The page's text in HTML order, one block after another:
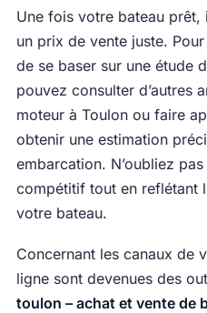
Une fois votre bateau
un prix de vente juste.
de se baser sur une étude
pouvez consulter d’autres
moteur à Toulon ou faire
obtenir une estimation
embarcation. N’oubliez
compétitif tout en reflétant
votre bateau.
Concernant les canaux de
ligne sont devenues des
toulon – achat et vente de